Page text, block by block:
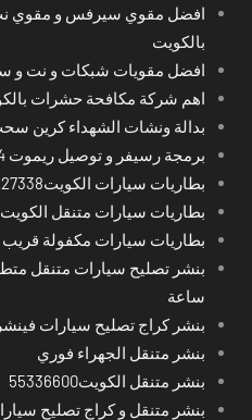
افضل مقوي سيرفس و مقوي
بالكويت
افضل مقويات شبكات و نت و
اهم شركة مكافحة حشرات
بدالة ونشات الشهداء كرين
برمجة رسيفر و توصيل ريموت 24 ساعة في محافظات الكويت
بطاريات سيارات الكويت52227338
بطاريات سيارات متنقل
بطاريات سيارات مكفولة
ساعة
بنشر كراج تصليح سيارات
بنشر متنقل الجهراء فوري
بنشر متنقل الكويت55336600
بنشر متنقل و كراج تصليح